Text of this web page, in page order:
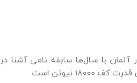
با سال‌ها سابقه نامی آشنا در
نیوتن است.